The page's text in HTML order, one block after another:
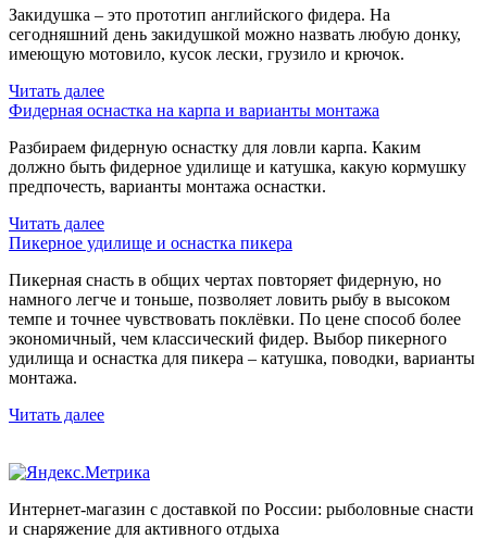
Закидушка – это прототип английского фидера. На
сегодняшний день закидушкой можно назвать любую донку,
имеющую мотовило, кусок лески, грузило и крючок.
Читать далее
Фидерная оснастка на карпа и варианты монтажа
Разбираем фидерную оснастку для ловли карпа. Каким
должно быть фидерное удилище и катушка, какую кормушку
предпочесть, варианты монтажа оснастки.
Читать далее
Пикерное удилище и оснастка пикера
Пикерная снасть в общих чертах повторяет фидерную, но
намного легче и тоньше, позволяет ловить рыбу в высоком
темпе и точнее чувствовать поклёвки. По цене способ более
экономичный, чем классический фидер. Выбор пикерного
удилища и оснастка для пикера – катушка, поводки, варианты
монтажа.
Читать далее
Интернет-магазин с доставкой по России: рыболовные снасти
и снаряжение для активного отдыха